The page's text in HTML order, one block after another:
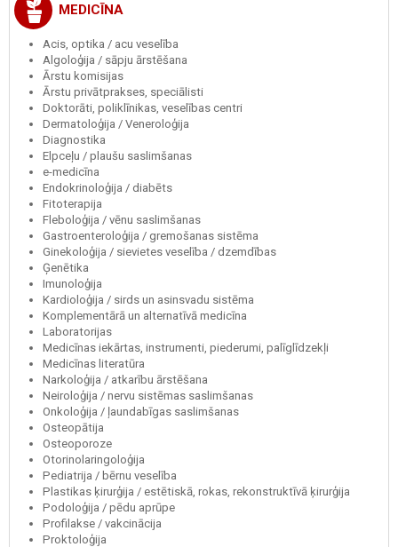
MEDICĪNA
Acis, optika / acu veselība
Algoloģija / sāpju ārstēšana
Ārstu komisijas
Ārstu privātprakses, speciālisti
Doktorāti, poliklīnikas, veselības centri
Dermatoloģija / Veneroloģija
Diagnostika
Elpceļu / plaušu saslimšanas
e-medicīna
Endokrinoloģija / diabēts
Fitoterapija
Fleboloģija / vēnu saslimšanas
Gastroenteroloģija / gremošanas sistēma
Ginekoloģija / sievietes veselība / dzemdības
Ģenētika
Imunoloģija
Kardioloģija / sirds un asinsvadu sistēma
Komplementārā un alternatīvā medicīna
Laboratorijas
Medicīnas iekārtas, instrumenti, piederumi, palīglīdzekļi
Medicīnas literatūra
Narkoloģija / atkarību ārstēšana
Neiroloģija / nervu sistēmas saslimšanas
Onkoloģija / ļaundabīgas saslimšanas
Osteopātija
Osteoporoze
Otorinolaringoloģija
Pediatrija / bērnu veselība
Plastikas ķirurģija / estētiskā, rokas, rekonstruktīvā ķirurģija
Podoloģija / pēdu aprūpe
Profilakse / vakcinācija
Proktoloģija